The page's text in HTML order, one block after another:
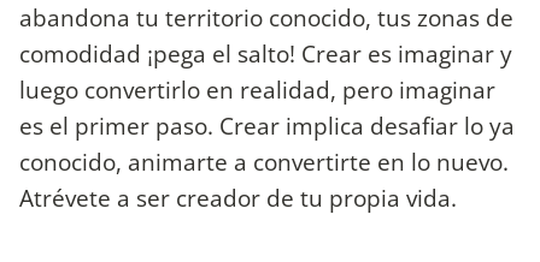
abandona tu territorio conocido, tus zonas de
comodidad ¡pega el salto! Crear es imaginar y
luego convertirlo en realidad, pero imaginar
es el primer paso. Crear implica desafiar lo ya
conocido, animarte a convertirte en lo nuevo.
Atrévete a ser creador de tu propia vida.